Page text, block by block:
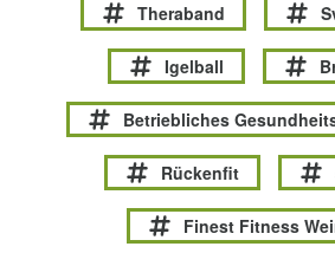
Theraband
Igelball
Betriebliches
Rückenfit
Finest Fitness